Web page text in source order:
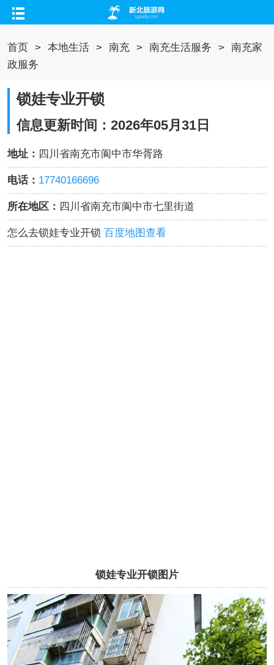
首页 > 本地生活 > 南充 > 南充生活服务 >
南充家
政服务
锁娃专业开锁
信息更新时间：2026年05月31日
地址： 四川省南充市阆中市华胥路
电话： 17740166696
所在地区： 四川省南充市阆中市七里街道
怎么去锁娃专业开锁 百度地图查看
锁娃专业开锁图片